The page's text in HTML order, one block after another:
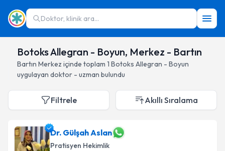
Doktor, klinik ara...
Botoks Allegran - Boyun, Merkez - Bartın
Bartın Merkez içinde toplam 1 Botoks Allegran - Boyun
uygulayan doktor - uzman bulundu
Filtrele Akıllı Sıralama
Dr. Gülşah Aslan
Pratisyen Hekimlik